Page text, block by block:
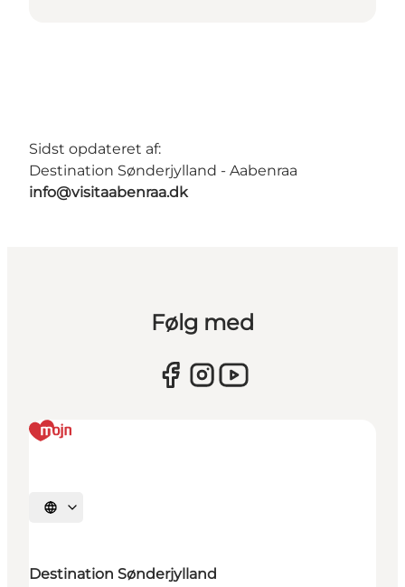
Sidst opdateret af:
Destination Sønderjylland - Aabenraa
info@visitaabenraa.dk
Følg med
Vælg sprog
Destination Sønderjylland